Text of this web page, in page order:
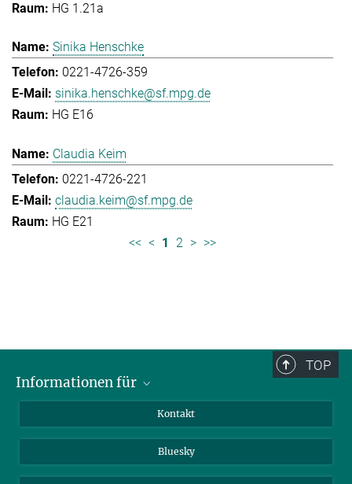
HG 1.21a
Sinika Henschke
0221-4726-359
sinika.henschke@sf.mpg.de
HG E16
Claudia Keim
0221-4726-221
claudia.keim@sf.mpg.de
HG E21
<< < 1 2 > >>
TOP
Informationen für
Bewerbende
Forschende
Kontakt
Bluesky